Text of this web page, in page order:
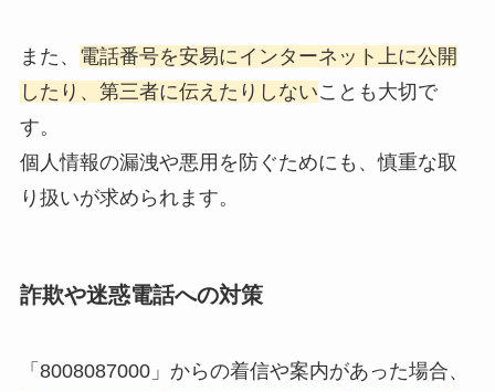
また、 電話番号を安易にインターネット上に公開
したり、第三者に伝えたりしないことも大切で
す。
個人情報の漏洩や悪用を防ぐためにも、慎重な取
り扱いが求められます。
詐欺や迷惑電話への対策
「8008087000」からの着信や案内があった場合、